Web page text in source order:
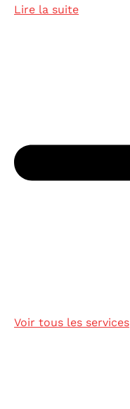
Lire la suite
Voir tous les services